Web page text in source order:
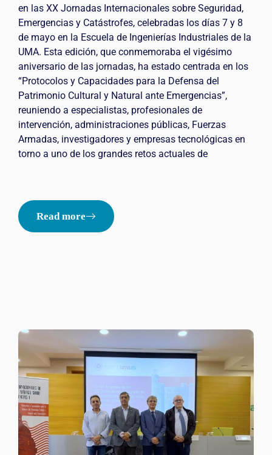
en las XX Jornadas Internacionales sobre Seguridad,
Emergencias y Catástrofes, celebradas los días 7 y 8
de mayo en la Escuela de Ingenierías Industriales de la
UMA. Esta edición, que conmemoraba el vigésimo
aniversario de las jornadas, ha estado centrada en los
“Protocolos y Capacidades para la Defensa del
Patrimonio Cultural y Natural ante Emergencias”,
reuniendo a especialistas, profesionales de
intervención, administraciones públicas, Fuerzas
Armadas, investigadores y empresas tecnológicas en
torno a uno de los grandes retos actuales de
Read more